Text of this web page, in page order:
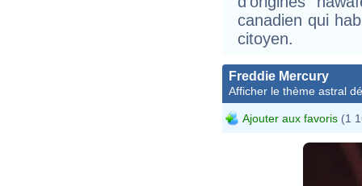
canadien qui
citoyen.
Freddie Mercury
Afficher le thème astral
Ajouter aux favoris (1